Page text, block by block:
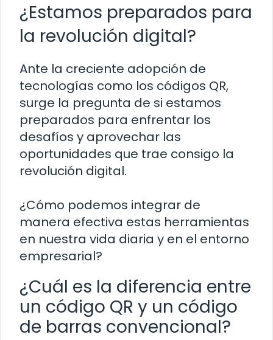
¿Estamos preparados para
la revolución digital?
Ante la creciente adopción de
tecnologías como los códigos QR,
surge la pregunta de si estamos
preparados para enfrentar los
desafíos y aprovechar las
oportunidades que trae consigo la
revolución digital.
¿Cómo podemos integrar de
manera efectiva estas herramientas
en nuestra vida diaria y en el entorno
empresarial?
¿Cuál es la diferencia entre
un código QR y un código
de barras convencional?